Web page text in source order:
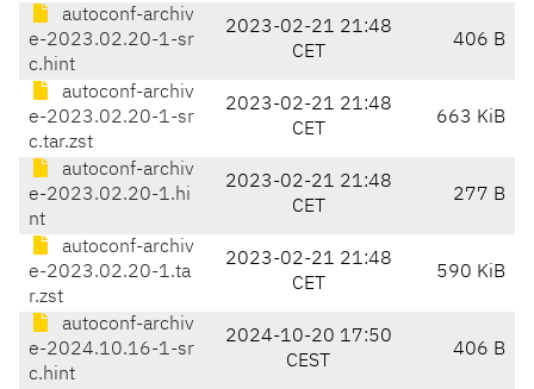
autoconf-archiv
e-2023.02.20-1-sr
c.hint
2023-02-21 21:48
CET
406 B
autoconf-archiv
e-2023.02.20-1-sr
c.tar.zst
2023-02-21 21:48
CET
663 KiB
autoconf-archiv
e-2023.02.20-1.hi
nt
2023-02-21 21:48
CET
277 B
autoconf-archiv
e-2023.02.20-1.ta
r.zst
2023-02-21 21:48
CET
590 KiB
autoconf-archiv
e-2024.10.16-1-sr
c.hint
2024-10-20 17:50
CEST
406 B